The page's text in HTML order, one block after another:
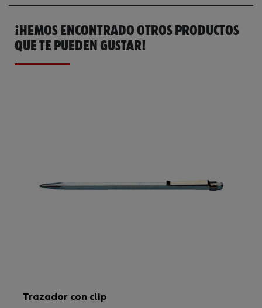
Longitud 235 mm
Código del sistema armonizado 90172010000
Peso del producto (por artículo)
Catálogo General 07147010
¡HEMOS ENCONTRADO OTROS PRODUCTOS
QUE TE PUEDEN GUSTAR!
Trazador con clip